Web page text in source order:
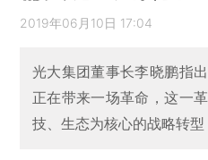
2019年06月10日 17:04
光大集团董事长李晓鹏指
正在带来一场革命，这一
技、生态为核心的战略转型